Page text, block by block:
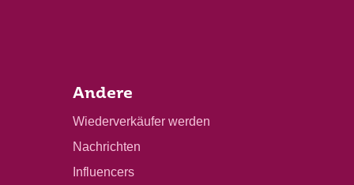
Andere
Wiederverkäufer werden
Nachrichten
Influencers